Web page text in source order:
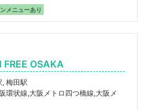
メニューあり
OSAKA
梅田駅
環状線,大阪メトロ四つ橋線,大阪メ